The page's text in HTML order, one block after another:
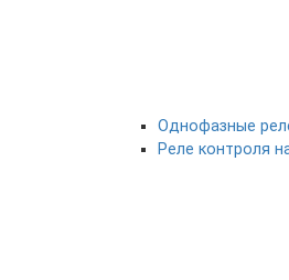
Однофазные
Реле контроля